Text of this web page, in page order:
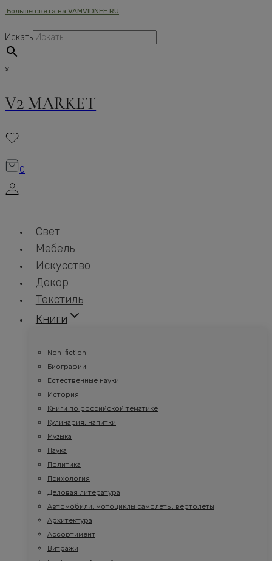
Перейти
содержимому
Больше света на VAMVIDNEE.RU
Искать
×
V2 MARKET
0
Свет
Мебель
Искусство
Декор
Текстиль
Книги
Non-fiction
Биографии
Естественные науки
История
Книги по российской тематике
Кулинария, напитки
Музыка
Наука
Политика
Психология
Деловая литература
Автомобили, мотоциклы самолёты, вертолёты
Архитектура
Ассортимент
Витражи